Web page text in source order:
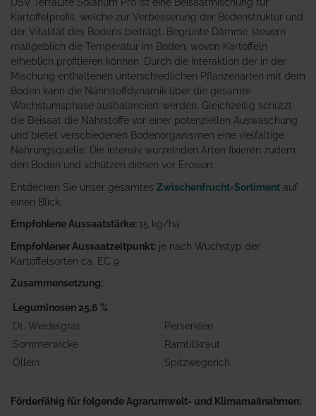
DSV TerraLife Solanum Pro ist eine Beisaatmischung für
Kartoffelprofis, welche zur Verbesserung der Bodenstruktur und
der Vitalität des Bodens beiträgt. Begrünte Dämme steuern
maßgeblich die Temperatur im Boden, wovon Kartoffeln
erheblich profitieren können. Durch die Interaktion der in der
Mischung enthaltenen unterschiedlichen Pflanzenarten mit dem
Boden kann die Nährstoffdynamik über die gesamte
Wachstumsphase ausbalanciert werden. Gleichzeitig schützt
die Beisaat die Nährstoffe vor einer potenziellen Auswaschung
und bietet verschiedenen Bodenorganismen eine vielfältige
Nahrungsquelle. Die intensiv wurzelnden Arten fixieren zudem
den Boden und schützen diesen vor Erosion.
Entdecken Sie unser gesamtes Zwischenfrucht-Sortiment auf
einen Blick.
Empfohlene Aussaatstärke: 15 kg/ha
Empfohlener Aussaatzeitpunkt: je nach Wuchstyp der
Kartoffelsorten ca. EC 9
Zusammensetzung:
Leguminosen 25,6 %
Dt. Weidelgras
Perserklee
Sommerwicke
Ramtillkraut
Öllein
Spitzwegerich
Förderfähig für folgende Agrarumwelt- und Klimamaßnahmen: